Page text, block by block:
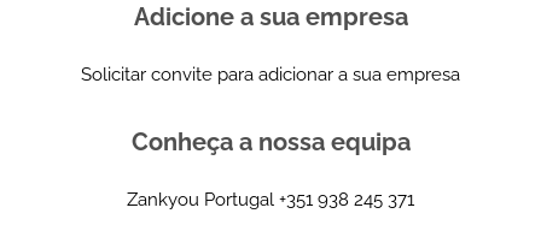
Adicione a sua empresa
Solicitar convite para adicionar a sua empresa
Conheça a nossa equipa
Zankyou Portugal +351 938 245 371